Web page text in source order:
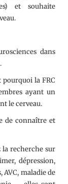
et souhaite
dans
pourquoi la FRC
ayant un
le cerveau.
de connaître et
la recherche sur
dépression,
maladie de